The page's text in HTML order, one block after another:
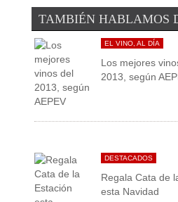
TAMBIÉN HABLAMOS
EL VINO, AL DÍA
Los mejores
2013, según
DESTACADOS
Regala Cata de
esta Navidad